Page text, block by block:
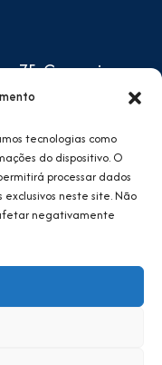
tecnologias como
do dispositivo. O
processar dados
neste site. Não
negativamente
Cerqueira
05401-000